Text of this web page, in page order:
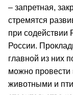
– запретная,
стремятся
при содействии
России.
главной из них
можно
животными и